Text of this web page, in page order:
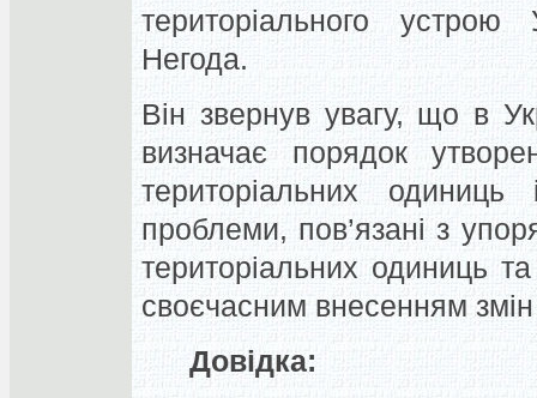
територіального
Негода.
Він звернув увагу, що в
визначає порядок
територіальних
проблеми, пов’язані з
територіальних одиниць
своєчасним внесенням
Довідка: